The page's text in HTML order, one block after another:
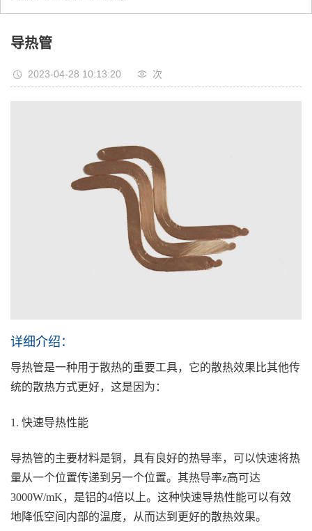
导热管
2023-04-28 10:13:20 次
详细介绍：
导热管是一种用于散热的重要工具，它的散热效果比其他传
统的散热方式更好，这是因为：
1. 快速导热性能
导热管的主要材料是铜，具有良好的热导率，可以快速将热
量从一个位置传递到另一个位置。其热导率z高可达
3000W/mK，是铝的4倍以上。这种快速导热性能可以有效
地降低空间内部的温度，从而达到更好的散热效果。